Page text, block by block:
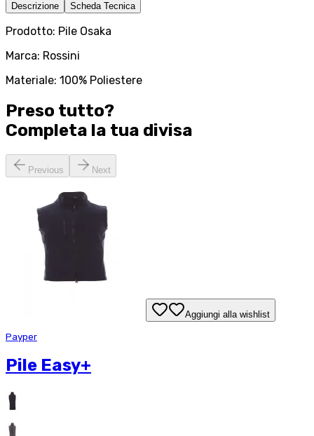
Descrizione Scheda Tecnica
Prodotto: Pile Osaka
Marca: Rossini
Materiale: 100% Poliestere
Preso tutto?
Completa la tua divisa
Previous Next
Aggiungi alla wishlist
Payper
Pile Easy+